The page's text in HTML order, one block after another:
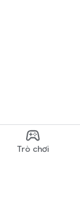
Trò chơi